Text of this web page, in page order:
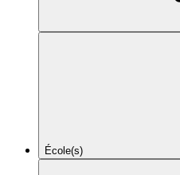
École(s)